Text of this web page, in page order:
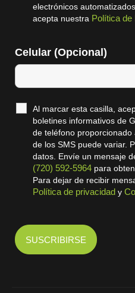
electrónicos
acepta nuestra Política de
Celular (Opcional)
Al marcar esta casilla,
boletines informativos de
de teléfono
de los SMS puede variar.
datos. Envíe un mensaje
(720) 592-5964 para
Para dejar de recibir
Política de privacidad y